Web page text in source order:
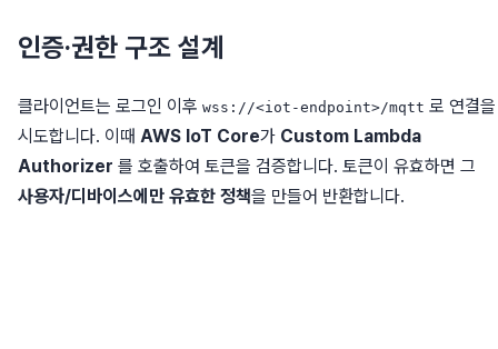
인증·권한 구조 설계
클라이언트는 로그인 이후 wss://<iot-endpoint>/mqtt 로 연결을
시도합니다. 이때 AWS IoT Core가 Custom Lambda
Authorizer 를 호출하여 토큰을 검증합니다. 토큰이 유효하면 그
사용자/디바이스에만 유효한 정책을 만들어 반환합니다.